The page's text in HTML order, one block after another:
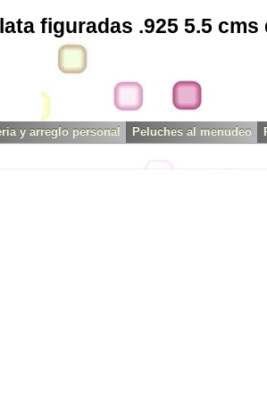
figuradas .925 5.5 cms
y arreglo personal Peluches al menudeo